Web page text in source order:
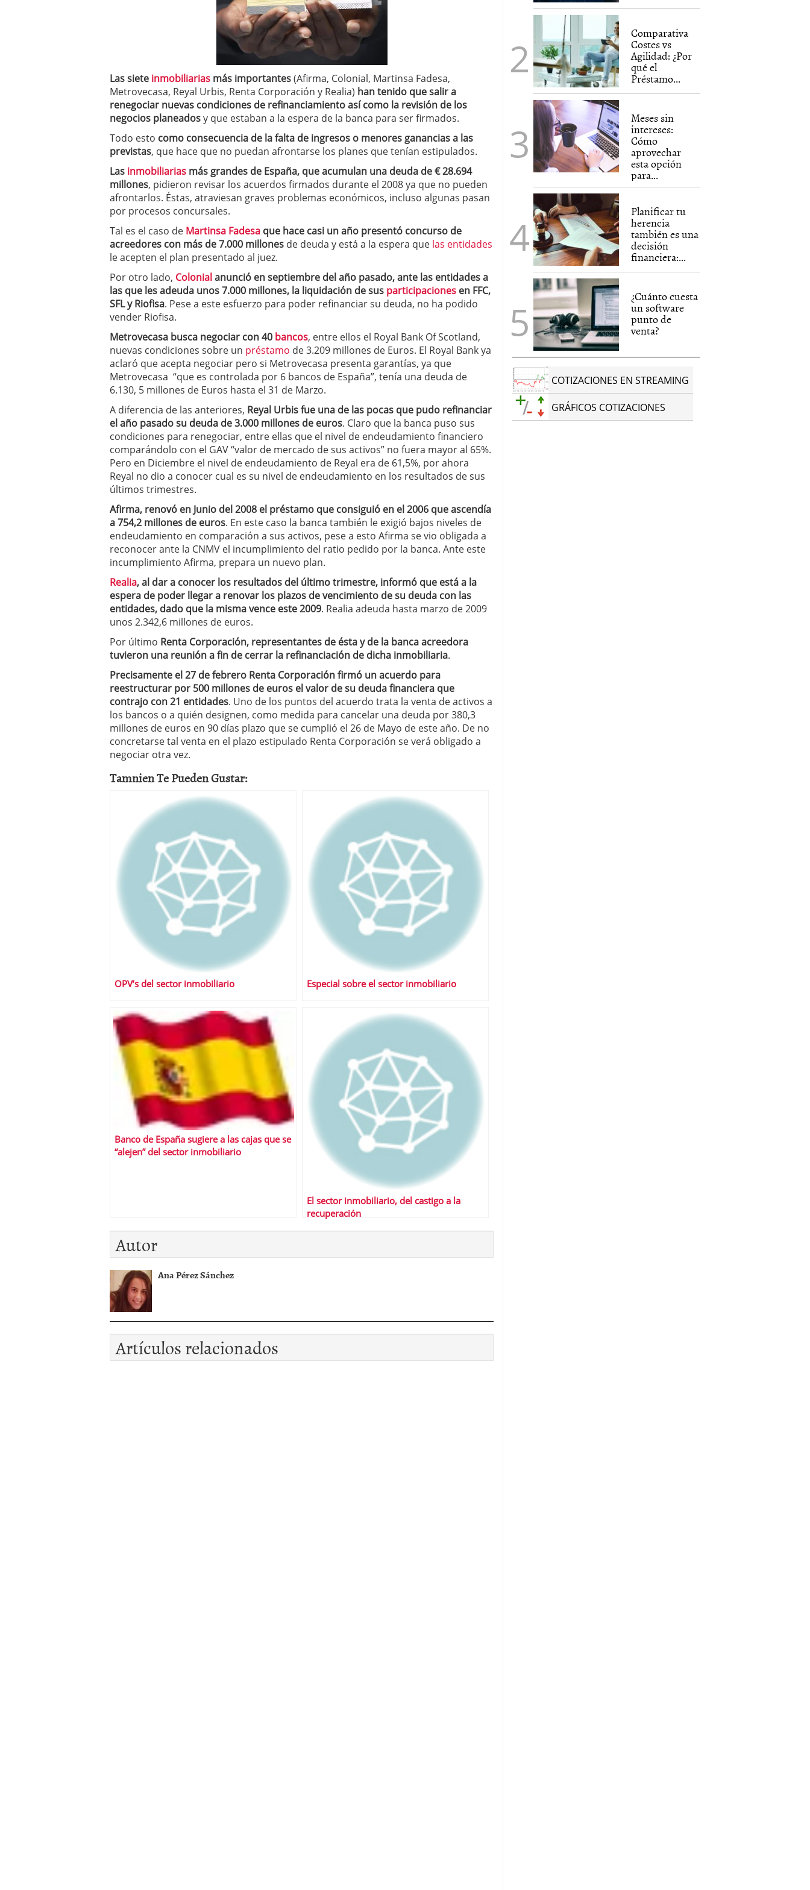
a los costes 21 de noviembre de 2025
¿Cuánto cuesta un software punto de venta? 3 de octubre de 2025
Las siete inmobiliarias más importantes(Afirma, Colonial, Martinsa Fadesa,
Metrovecasa, Reyal Urbis, Renta Corporación y Realia) han tenido que salir a
renegociar nuevas condiciones de refinanciamiento así como la revisión de los
negocios planeadosy que estaban a la espera de la banca para ser firmados.
Todo esto como consecuencia de la falta de ingresos o menores ganancias a las
previstas, que hace que no puedan afrontarse los planes que tenían estipulados.
Las inmobiliarias más grandes de España, que acumulan una deuda de € 28.694
millones, pidieron revisar los acuerdos firmados durante el 2008 ya que no pueden
afrontarlos. Éstas, atraviesan graves problemas económicos, incluso algunas pasan
por procesos concursales.
Tal es el caso de Martinsa Fadesa que hace casi un año presentó concurso de
acreedores con más de 7.000 millones de deuda y está a la espera que las entidades
le acepten el plan presentado al juez.
Por otro lado, Colonialanunció en septiembre del año pasado, ante las entidades a
las que les adeuda unos 7.000 millones, la liquidación de sus participaciones en FFC,
SFL y Riofisa. Pese a este esfuerzo para poder refinanciar su deuda, no ha podido
vender Riofisa.
Metrovecasa busca negociar con 40 bancos, entre ellos el Royal Bank Of Scotland,
nuevas condiciones sobre un préstamo de 3.209 millones de Euros. El Royal Bank ya
aclaró que acepta negociar pero si Metrovecasa presenta garantías, ya que
Metrovecasa “que es controlada por 6 bancos de España”, tenía una deuda de
6.130, 5 millones de Euros hasta el 31 de Marzo.
A diferencia de las anteriores, Reyal Urbis fue una de las pocas que pudo refinanciar
el año pasado su deuda de 3.000 millones de euros. Claro que la banca puso sus
condiciones para renegociar, entre ellas que el nivel de endeudamiento financiero
comparándolo con el GAV “valor de mercado de sus activos” no fuera mayor al 65%.
Pero en Diciembre el nivel de endeudamiento de Reyal era de 61,5%, por ahora
Reyal no dio a conocer cual es su nivel de endeudamiento en los resultados de sus
últimos trimestres.
Afirma, renovó en Junio del 2008 el préstamo que consiguió en el 2006 que ascendía
a 754,2 millones de euros. En este caso la banca también le exigió bajos niveles de
endeudamiento en comparación a sus activos, pese a esto Afirma se vio obligada a
reconocer ante la CNMV el incumplimiento del ratio pedido por la banca. Ante este
incumplimiento Afirma, prepara un nuevo plan.
Realia, al dar a conocer los resultados del último trimestre, informó que está a la
espera de poder llegar a renovar los plazos de vencimiento de su deuda con las
entidades, dado que la misma vence este 2009. Realia adeuda hasta marzo de 2009
unos 2.342,6 millones de euros.
Por último Renta Corporación, representantes de ésta y de la banca acreedora
tuvieron una reunión a fin de cerrar la refinanciación de dicha inmobiliaria.
Precisamente el 27 de febrero Renta Corporación firmó un acuerdo para
reestructurar por 500 millones de euros el valor de su deuda financiera que
contrajo con 21 entidades. Uno de los puntos del acuerdo trata la venta de activos a
los bancos o a quién designen, como medida para cancelar una deuda por 380,3
millones de euros en 90 días plazo que se cumplió el 26 de Mayo de este año. De no
concretarse tal venta en el plazo estipulado Renta Corporación se verá obligado a
negociar otra vez.
Tamnien Te Pueden Gustar:
OPV’s del sector inmobiliario Especial sobre el sector inmobiliario
Banco de España sugiere a las cajas que se
“alejen” del sector inmobiliario
El sector inmobiliario, del castigo a la
recuperación
Autor
Ana Pérez Sánchez
Artículos relacionados
Comparativa
Costes vs
Agilidad: ¿Por
qué el
Préstamo...
Meses sin
intereses:
Cómo
aprovechar
esta opción
para...
Planificar tu
herencia
también es una
decisión
financiera:...
¿Cuánto cuesta
un software
punto de
venta?
COTIZACIONES EN STREAMING
GRÁFICOS COTIZACIONES